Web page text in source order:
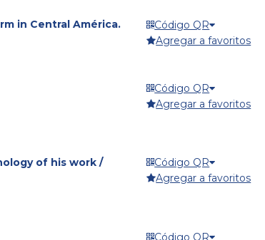
in Central América.
Código QR
Agregar a favoritos
Código QR
Agregar a favoritos
of his work /
Código QR
Agregar a favoritos
Código QR